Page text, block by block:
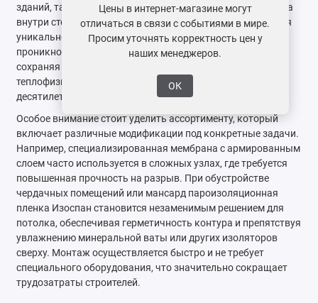
зданий, так как он предотвращает накопление конденсата
внутри стен, перекрытий и кровельного пирога. Благодаря
уникальной структуре, материал эффективно блокирует
проникновение влаги из жилых помещений в утеплитель,
сохраняя его сухим и поддерживая заявленные
теплофизические характеристики на протяжении
десятилетий эксплуатации.
Особое внимание стоит уделить ассортименту, который
включает различные модификации под конкретные задачи.
Например, специализированная мембрана с армированным
слоем часто используется в сложных узлах, где требуется
повышенная прочность на разрыв. При обустройстве
чердачных помещений или мансард пароизоляционная
пленка Изоспан становится незаменимым решением для
потолка, обеспечивая герметичность контура и препятствуя
увлажнению минеральной ваты или других изоляторов
сверху. Монтаж осуществляется быстро и не требует
специального оборудования, что значительно сокращает
трудозатраты строителей.
Цены в интернет-магазине могут
отличаться в связи с событиями в мире.
Просим уточнять корректность цен у
наших менеджеров.
ОК